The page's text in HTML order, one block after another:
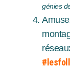
génies